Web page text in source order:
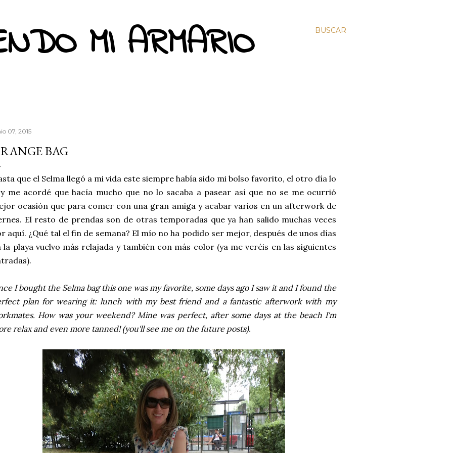
BUSCAR
MI ARMARIO
07, 2015
BAG
que el Selma llegó a mi vida este siempre había sido mi bolso favorito, el otro día lo
me acordé que hacía mucho que no lo sacaba a pasear así que no se me ocurrió
ocasión que para comer con una gran amiga y acabar varios en un afterwork de
El resto de prendas son de otras temporadas que ya han salido muchas veces
aquí. ¿Qué tal el fin de semana? El mío no ha podido ser mejor, después de unos días
la playa vuelvo más relajada y también con más color (ya me veréis en las siguientes
I bought the Selma bag this one was my favorite, some days ago I saw it and I found the
plan for wearing it: lunch with my best friend and a fantastic afterwork with my
How was your weekend? Mine was perfect, after some days at the beach I'm
relax and even more tanned! (you'll see me on the future posts).